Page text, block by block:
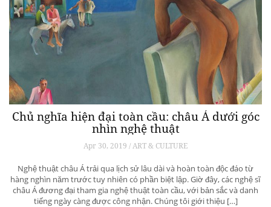
Chủ nghĩa hiện đại toàn cầu: châu Á dưới góc
nhìn nghệ thuật
Apr 30, 2019 / ART & CULTURE
Nghệ thuật châu Á trải qua lịch sử lâu dài và hoàn toàn độc đáo từ
hàng nghìn năm trước tuy nhiên có phần biệt lập. Giờ đây, các nghệ sĩ
châu Á đương đại tham gia nghệ thuật toàn cầu, với bản sắc và danh
tiếng ngày càng được công nhận. Chúng tôi giới thiệu […]